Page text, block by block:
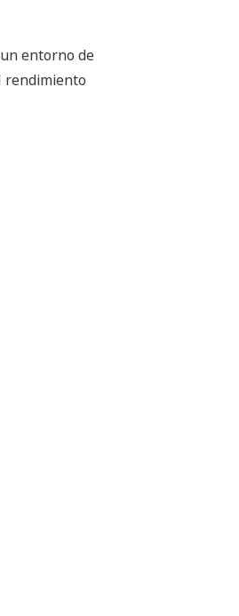
entorno de
rendimiento